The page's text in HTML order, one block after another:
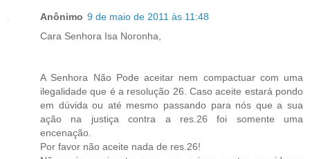
Anônimo 9 de maio de 2011 às 11:48
Cara Senhora Isa Noronha,
A Senhora Não Pode aceitar nem compactuar com uma
ilegalidade que é a resolução 26. Caso aceite estará pondo
em dúvida ou até mesmo passando para nós que a sua
ação na justiça contra a res.26 foi somente uma
encenação.
Por favor não aceite nada de res.26!